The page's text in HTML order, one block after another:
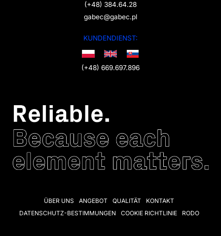
(+48) 384.64.28
gabec@gabec.pl
KUNDENDIENST:
(+48) 669.697.896
ÜBER UNS ANGEBOT QUALITÄT
KONTAKT
DATENSCHUTZ-BESTIMMUNGEN
COOKIE RICHTLINIE RODO